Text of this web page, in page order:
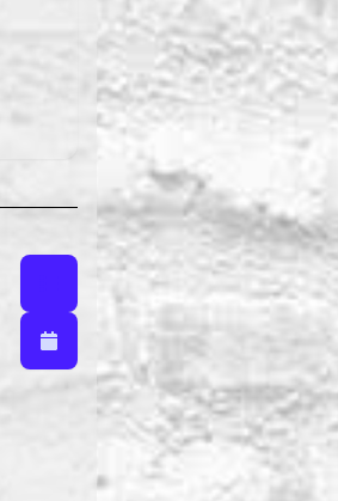
Listenansicht /
Listenansicht
Kalenderansicht